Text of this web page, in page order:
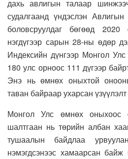
дахь авлигын талаар
судалгаанд үндэслэн Авлигын
боловсруулдаг бөгөөд
нэгдүгээр сарын 28-ны өдөр
Индексийн дүнгээр Монгол
180 улс орноос 111 дүгээр
Энэ нь өмнөх оныхтой
таван байраар ухарсан
Монгол Улс өмнөх оныхоос
шалтгаан нь төрийн албан
тушаалын байдлаа
нэмэгдсэнээс хамаарсан